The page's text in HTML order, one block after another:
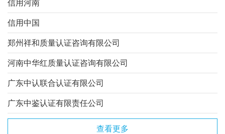
信用河南
信用中国
郑州祥和质量认证咨询有限公司
河南中华红质量认证咨询有限公司
广东中认联合认证有限公司
广东中鉴认证有限责任公司
查看更多